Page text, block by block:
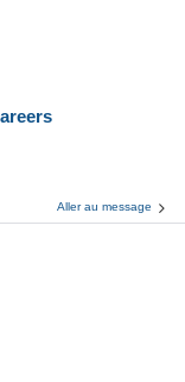
Aller au message